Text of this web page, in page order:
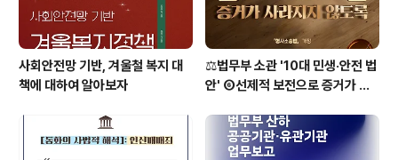
사회안전망 기반, 겨울철 복지 대
책에 대하여 알아보자
⚖️법무부 소관 '10대 민생·안전 법
안' ⑥선제적 보전으로 증거가 사